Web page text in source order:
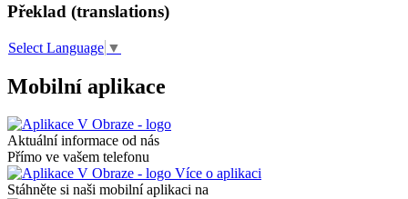
Překlad (translations)
Select Language ▼
Mobilní aplikace
Aktuální informace od nás
Přímo ve vašem telefonu
Více o aplikaci
Stáhněte si naši mobilní aplikaci na